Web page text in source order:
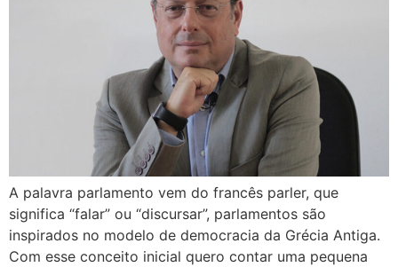
A palavra parlamento vem do francês parler, que
significa “falar” ou “discursar”, parlamentos são
inspirados no modelo de democracia da Grécia Antiga.
Com esse conceito inicial quero contar uma pequena